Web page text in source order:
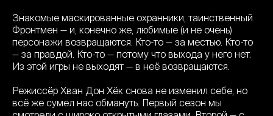
Знакомые маскированные охранники, таинственный
Фронтмен — и, конечно же, любимые (и не очень)
персонажи возвращаются. Кто-то — за местью. Кто-то
— за правдой. Кто-то — потому что выхода у него нет.
Из этой игры не выходят — в неё возвращаются.
Режиссёр Хван Дон Хёк снова не изменил себе, но
всё же сумел нас обмануть. Первый сезон мы